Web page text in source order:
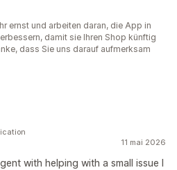
ernst und arbeiten daran, die App in
damit sie Ihren Shop künftig
dass Sie uns darauf aufmerksam
11 mai 2026
with helping with a small issue I